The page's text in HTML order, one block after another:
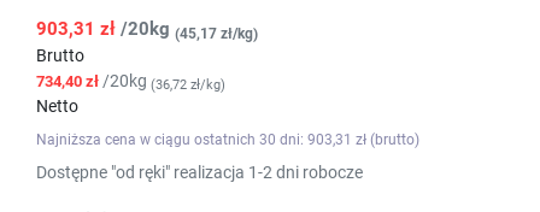
903,31 zł /20kg (45,17 zł/kg)
Brutto
734,40 zł /20kg (36,72 zł/kg)
Netto
Najniższa cena w ciągu ostatnich 30 dni: 903,31 zł (brutto)
Dostępne "od ręki" realizacja 1-2 dni robocze